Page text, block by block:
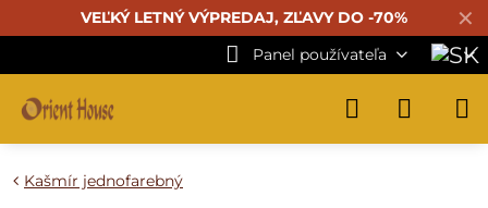
✕
VEĽKÝ LETNÝ VÝPREDAJ, ZĽAVY DO -70%
Panel používateľa
Kašmír jednofarebný